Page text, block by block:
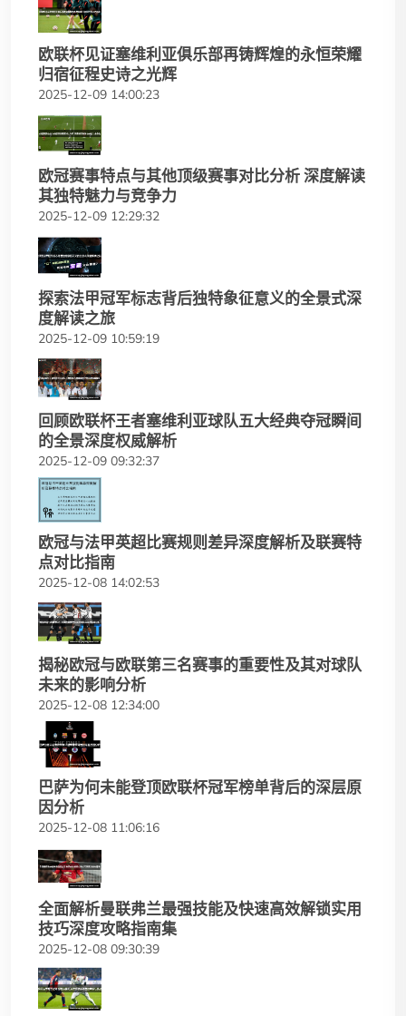
欧联杯见证塞维利亚俱乐部再铸辉煌的永恒荣耀
归宿征程史诗之光辉
2025-12-09 14:00:23
欧冠赛事特点与其他顶级赛事对比分析 深度解读
其独特魅力与竞争力
2025-12-09 12:29:32
探索法甲冠军标志背后独特象征意义的全景式深
度解读之旅
2025-12-09 10:59:19
回顾欧联杯王者塞维利亚球队五大经典夺冠瞬间
的全景深度权威解析
2025-12-09 09:32:37
欧冠与法甲英超比赛规则差异深度解析及联赛特
点对比指南
2025-12-08 14:02:53
揭秘欧冠与欧联第三名赛事的重要性及其对球队
未来的影响分析
2025-12-08 12:34:00
巴萨为何未能登顶欧联杯冠军榜单背后的深层原
因分析
2025-12-08 11:06:16
全面解析曼联弗兰最强技能及快速高效解锁实用
技巧深度攻略指南集
2025-12-08 09:30:39